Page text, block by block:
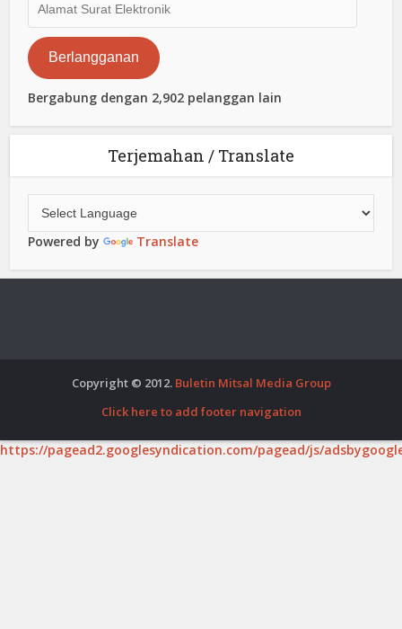
Surat
Elektronik
Berlangganan
Bergabung dengan 2,902 pelanggan lain
Terjemahan / Translate
Powered by Translate
Copyright © 2012. Buletin Mitsal Media Group
Click here to add footer navigation
https://pagead2.googlesyndication.com/pagead/js/